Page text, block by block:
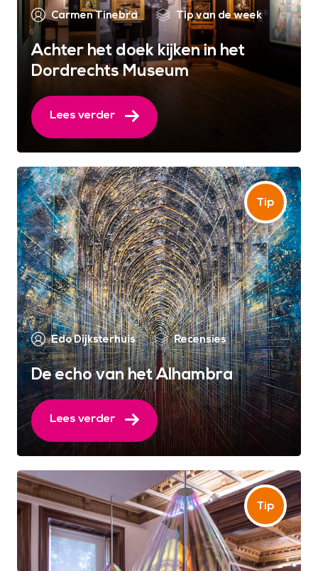
Carmen Tinebra Tip van de week
Achter het doek kijken in het
Dordrechts Museum
Lees verder
Edo Dijksterhuis Recensies
De echo van het Alhambra
Lees verder